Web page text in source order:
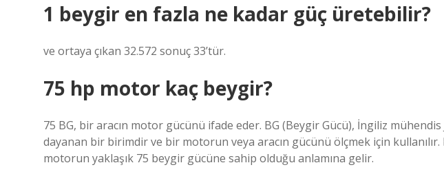
1 beygir en fazla ne kadar güç üretebilir?
ve ortaya çıkan 32.572 sonuç 33’tür.
75 hp motor kaç beygir?
75 BG, bir aracın motor gücünü ifade eder. BG (Beygir Gücü), İngiliz mühendis
dayanan bir birimdir ve bir motorun veya aracın gücünü ölçmek için
motorun yaklaşık 75 beygir gücüne sahip olduğu anlamına gelir.